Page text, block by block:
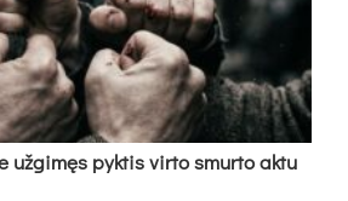
už­gi­męs pyk­tis vir­to smur­to ak­tu